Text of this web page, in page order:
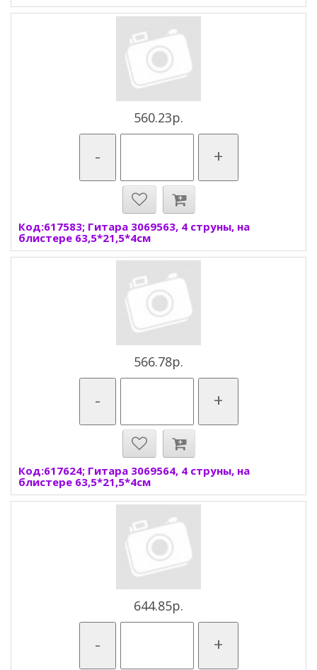
560.23р.
- +
Код:617583; Гитара 3069563, 4 струны, на
блистере 63,5*21,5*4см
566.78р.
- +
Код:617624; Гитара 3069564, 4 струны, на
блистере 63,5*21,5*4см
644.85р.
- +